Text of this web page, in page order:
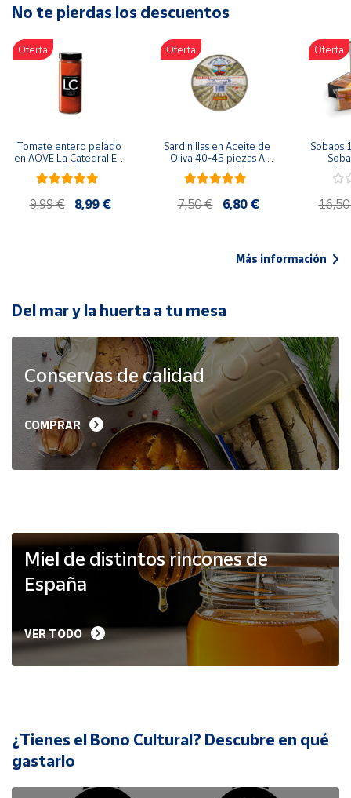
Artesanía
Oficina y
Papelería
Para Canarias,
Ceuta y Melilla
populares
Bono
Cultural
de Correos
Market
Productos
Solidarios
Ayuda
Vendedores
Mapa de
Hazte
vendedor
Cuenta
No te pierdas los descuentos
Oferta
Tomate entero pelado
en AOVE La Catedral ER-
630
9,99 € 8,99 €
Oferta
Sardinillas en Aceite de
Oliva 40-45 piezas A
Churrusquiña
7,50 € 6,80 €
Oferta
Sobaos
Más información
Del mar y la huerta a tu mesa
Conservas de calidad
COMPRAR
Miel de distintos rincones de
España
VER TODO
¿Tienes el Bono Cultural? Descubre en qué
gastarlo